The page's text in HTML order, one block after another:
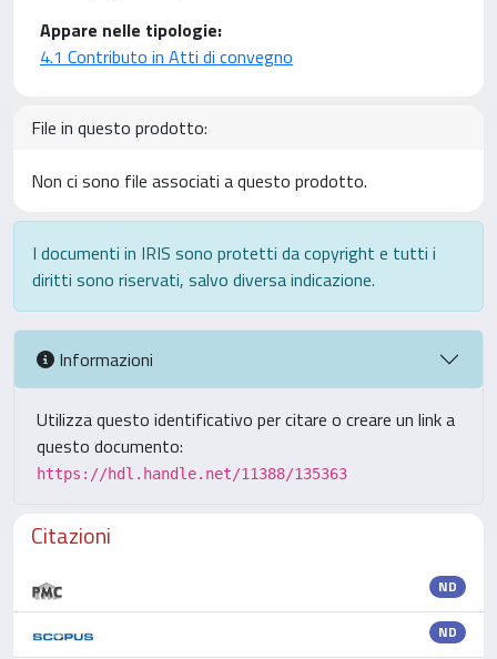
Appare nelle tipologie:
4.1 Contributo in Atti di convegno
File in questo prodotto:
Non ci sono file associati a questo prodotto.
I documenti in IRIS sono protetti da copyright e tutti i
diritti sono riservati, salvo diversa indicazione.
Informazioni
Utilizza questo identificativo per citare o creare un link a
questo documento:
https://hdl.handle.net/11388/135363
Citazioni
ND
ND